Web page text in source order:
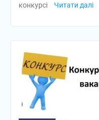
конкурсі
Читати далі